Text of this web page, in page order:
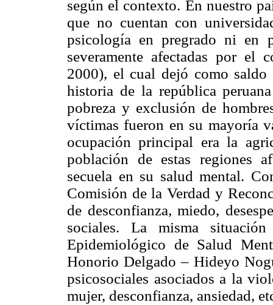
según el contexto. En nuestro
que no cuentan con
psicología en pregrado ni en
severamente afectadas por el
2000), el cual dejó como
historia de la república
pobreza y exclusión de
víctimas fueron en su mayoría
ocupación principal era la
población de estas regiones
secuela en su salud mental.
Comisión de la Verdad y
de desconfianza, miedo,
sociales. La misma
Epidemiológico de Salud
Honorio Delgado – Hideyo
psicosociales asociados a la
mujer, desconfianza, ansiedad,